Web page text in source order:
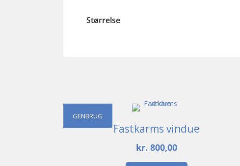
Størrelse
GENBRUG
Fastkarms vindue
kr. 800,00